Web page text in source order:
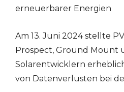
erneuerbarer Energien
Am 13. Juni 2024 stellte
Prospect, Ground Mount
Solarentwicklern
von Datenverlusten bei